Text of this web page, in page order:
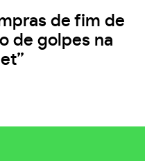
de fim de
de golpes na